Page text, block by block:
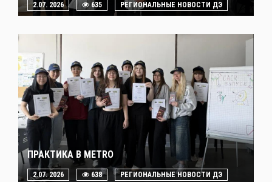
2.07. 2026 635 РЕГИОНАЛЬНЫЕ НОВОСТИ ДЭ
ПРАКТИКА В METRO
2.07. 2026 638 РЕГИОНАЛЬНЫЕ НОВОСТИ ДЭ